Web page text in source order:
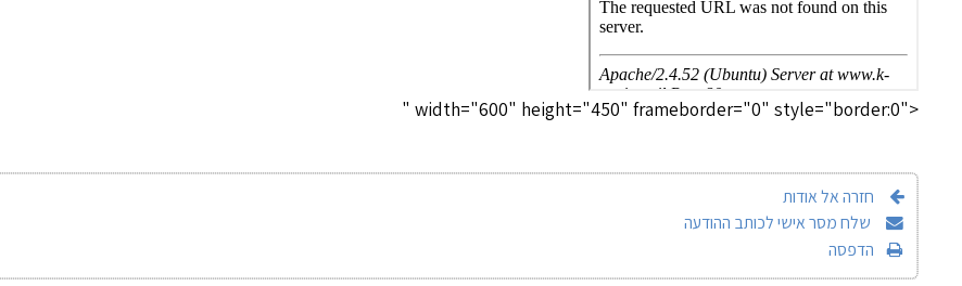
" width="600" height="450" frameborder="0" style="border:0">
חזרה אל אודות
שלח מסר אישי לכותב ההודעה
הדפסה